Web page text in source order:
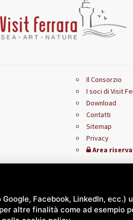
Il Consorzio
I soci di Visit
Download
Contatti
Sitemap
Privacy
Area
Facebook, LinkedIn,
altre finalità come ad esempio